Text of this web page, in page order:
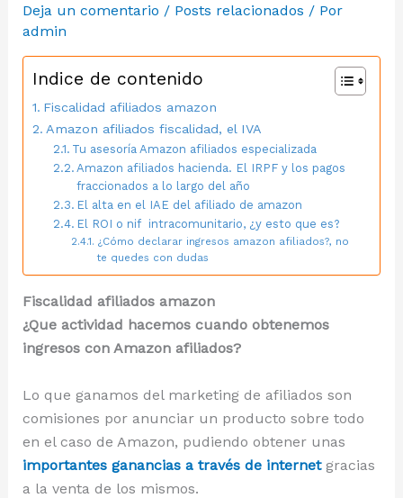
Deja un comentario / Posts relacionados / Por
admin
Indice de contenido
Fiscalidad afiliados amazon
Amazon afiliados fiscalidad, el IVA
Tu asesoría Amazon afiliados especializada
Amazon afiliados hacienda. El IRPF y los pagos
fraccionados a lo largo del año
El alta en el IAE del afiliado de amazon
El ROI o nif intracomunitario, ¿y esto que es?
¿Cómo declarar ingresos amazon afiliados?, no
te quedes con dudas
Fiscalidad afiliados amazon
¿Que actividad hacemos cuando obtenemos
ingresos con Amazon afiliados?
Lo que ganamos del marketing de afiliados son
comisiones por anunciar un producto sobre todo
en el caso de Amazon, pudiendo obtener unas
importantes ganancias a través de internetgracias
a la venta de los mismos.